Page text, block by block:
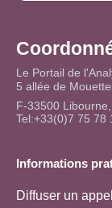
Le Portail de
5 allée de
F-33500
Tel:+33(0)7 75 78
Informations
Diffuser un